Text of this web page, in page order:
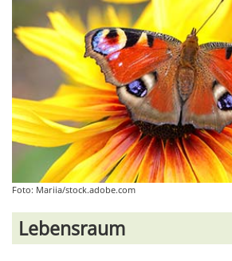
Foto: Mariia/stock.adobe.com
Lebensraum